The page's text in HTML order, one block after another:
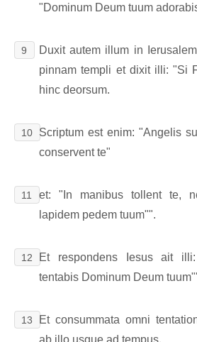
"Dominum Deum tuum
9
Duxit autem illum in
pinnam templi et dixit illi: "Si
hinc deorsum.
10
Scriptum est enim: "Angelis
conservent te"
11
et: "In manibus tollent te,
lapidem pedem tuum"".
12
Et respondens Iesus ait
tentabis Dominum Deum
13
Et consummata omni
ab illo usque ad tempus.